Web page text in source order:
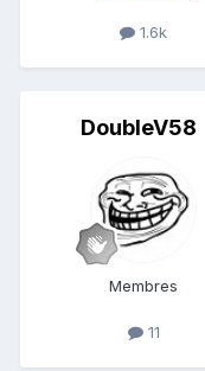
1.6k
DoubleV58
Membres
11